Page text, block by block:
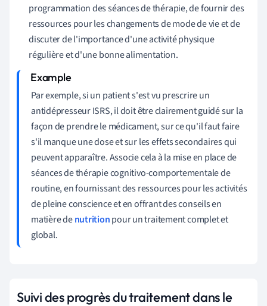
programmation des séances de thérapie, de fournir des
ressources pour les changements de mode de vie et de
discuter de l'importance d'une activité physique
régulière et d'une bonne alimentation.
Par exemple, si un patient s'est vu prescrire un
antidépresseur ISRS, il doit être clairement guidé sur la
façon de prendre le médicament, sur ce qu'il faut faire
s'il manque une dose et sur les effets secondaires qui
peuvent apparaître. Associe cela à la mise en place de
séances de thérapie cognitivo-comportementale de
routine, en fournissant des ressources pour les activités
de pleine conscience et en offrant des conseils en
matière denutritionpour un traitement complet et
global.
Suivi des progrès du traitement dans le